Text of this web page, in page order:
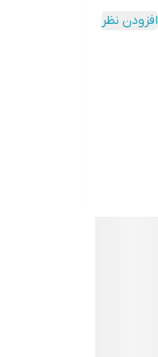
افزودن نظر